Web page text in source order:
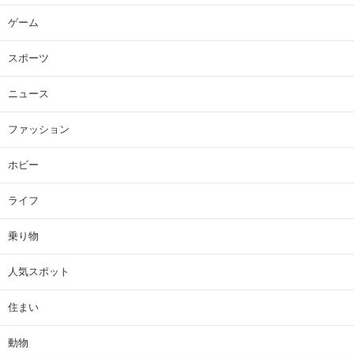
ゲーム
スポーツ
ニュース
ファッション
ホビー
ライフ
乗り物
人気スポット
住まい
動物